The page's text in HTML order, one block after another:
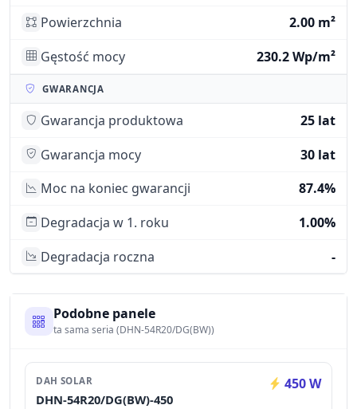
Powierzchnia
2.00 m²
Gęstość mocy
230.2 Wp/m²
GWARANCJA
Gwarancja produktowa
25 lat
Gwarancja mocy
30 lat
Moc na koniec gwarancji
87.4%
Degradacja w 1. roku
1.00%
Degradacja roczna
-
Podobne panele
ta sama seria (DHN-54R20/DG(BW))
DAH SOLAR 450 W
DHN-54R20/DG(BW)-450